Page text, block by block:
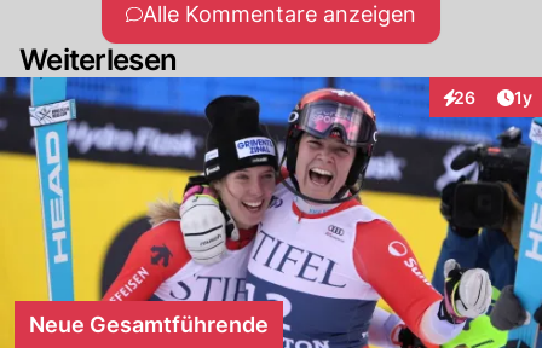
Alle Kommentare anzeigen
Weiterlesen
26 1y
Neue Gesamtführende